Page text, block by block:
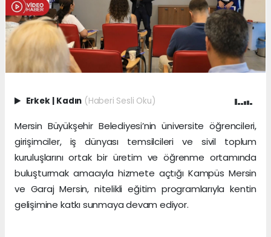
Erkek | Kadın (Haberi Sesli Oku)
Mersin Büyükşehir Belediyesi’nin üniversite öğrencileri,
girişimciler, iş dünyası temsilcileri ve sivil toplum
kuruluşlarını ortak bir üretim ve öğrenme ortamında
buluşturmak amacıyla hizmete açtığı Kampüs Mersin
ve Garaj Mersin, nitelikli eğitim programlarıyla kentin
gelişimine katkı sunmaya devam ediyor.